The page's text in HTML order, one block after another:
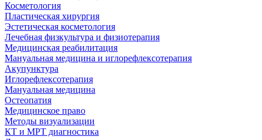
Косметология
Пластическая хирургия
Эстетическая косметология
Лечебная физкультура и физиотерапия
Медицинская реабилитация
Мануальная медицина и иглорефлексотерапия
Акупунктура
Иглорефлексотерапия
Мануальная медицина
Остеопатия
Медицинское право
Методы визуализации
КТ и МРТ диагностика